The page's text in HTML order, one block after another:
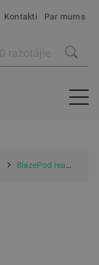
Kontakti Par mums
BlazePod reakcijas treniņš